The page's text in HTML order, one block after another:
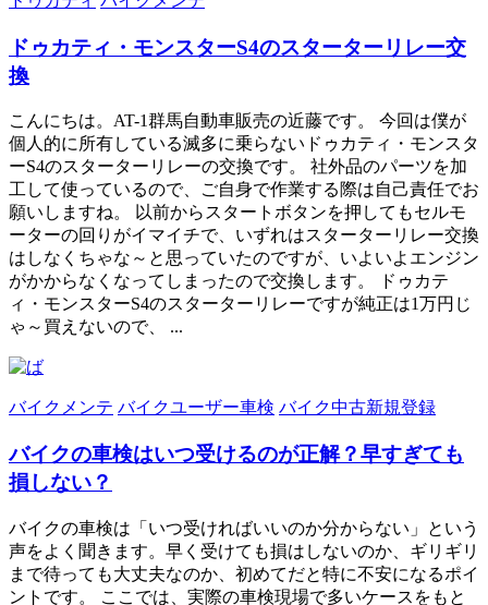
ドゥカティ・モンスターS4のスターターリレー交
換
こんにちは。AT-1群馬自動車販売の近藤です。 今回は僕が
個人的に所有している滅多に乗らないドゥカティ・モンスタ
ーS4のスターターリレーの交換です。 社外品のパーツを加
工して使っているので、ご自身で作業する際は自己責任でお
願いしますね。 以前からスタートボタンを押してもセルモ
ーターの回りがイマイチで、いずれはスターターリレー交換
はしなくちゃな～と思っていたのですが、いよいよエンジン
がかからなくなってしまったので交換します。 ドゥカテ
ィ・モンスターS4のスターターリレーですが純正は1万円じ
ゃ～買えないので、 ...
バイクメンテ バイクユーザー車検 バイク中古新規登録
バイクの車検はいつ受けるのが正解？早すぎても
損しない？
バイクの車検は「いつ受ければいいのか分からない」という
声をよく聞きます。早く受けても損はしないのか、ギリギリ
まで待っても大丈夫なのか、初めてだと特に不安になるポイ
ントです。 ここでは、実際の車検現場で多いケースをもと